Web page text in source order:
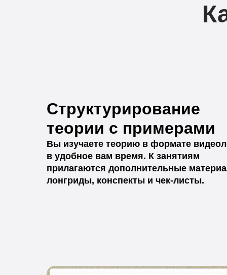
Структурирование
теории с примерами
Вы изучаете теорию в формате
в удобное вам время. К занятиям
прилагаются дополнительные
лонгриды, конспекты и чек-листы.